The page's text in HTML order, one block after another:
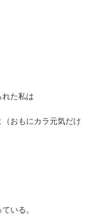
れた私は
おもにカラ元気だけ
いる。